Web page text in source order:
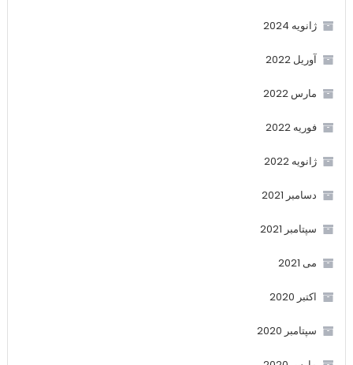
ژانویه 2024
آوریل 2022
مارس 2022
فوریه 2022
ژانویه 2022
دسامبر 2021
سپتامبر 2021
می 2021
اکتبر 2020
سپتامبر 2020